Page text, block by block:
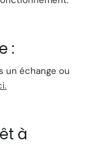
l'appareil
:
un échange ou
à